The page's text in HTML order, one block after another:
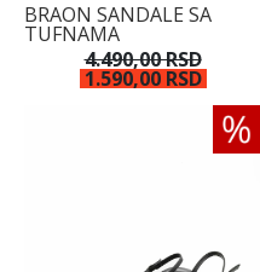
BRAON SANDALE SA
TUFNAMA
4.490,00 RSD
1.590,00 RSD